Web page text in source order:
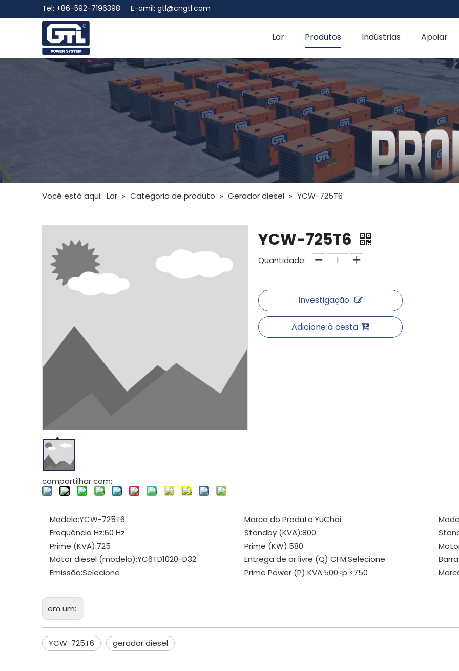
Tel: +86-592-7196398 E-amil: gtl@cngtl.com
Lar Produtos Indústrias Apoiar
Você está aqui: Lar » Categoria de produto » Gerador diesel » YCW-725T6
compartilhar com:
YCW-725T6
Quantidade:
Investigação
Adicione à cesta
Modelo:YCW-725T6 Marca do Produto:YuChai
Frequência Hz:60 Hz Standby (KVA):800
Prime (KVA):725 Prime (KW):580
Motor diesel (modelo):YC6TD1020-D32 Entrega de ar livre (Q) CFM:Selecione
Emissão:Selecione Prime Power (P) KVA:500≤p <750
em um:
YCW-725T6 gerador diesel